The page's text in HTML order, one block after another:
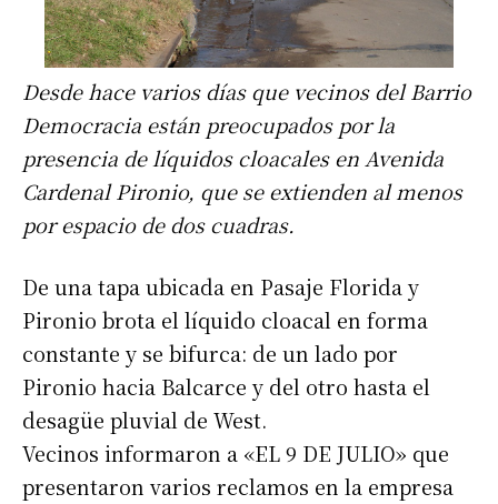
Desde hace varios días que vecinos del Barrio
Democracia están preocupados por la
presencia de líquidos cloacales en Avenida
Cardenal Pironio, que se extienden al menos
por espacio de dos cuadras.
De una tapa ubicada en Pasaje Florida y
Pironio brota el líquido cloacal en forma
constante y se bifurca: de un lado por
Pironio hacia Balcarce y del otro hasta el
desagüe pluvial de West.
Vecinos informaron a «EL 9 DE JULIO» que
presentaron varios reclamos en la empresa